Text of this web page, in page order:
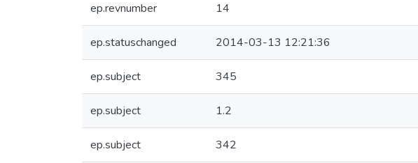
ep.revnumber 14
ep.statuschanged 2014-03-13 12:21:36
ep.subject 345
ep.subject 1.2
ep.subject 342